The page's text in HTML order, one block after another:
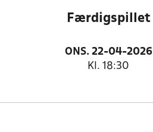
Færdigspillet
ONS. 22-04-2026
Kl. 18:30